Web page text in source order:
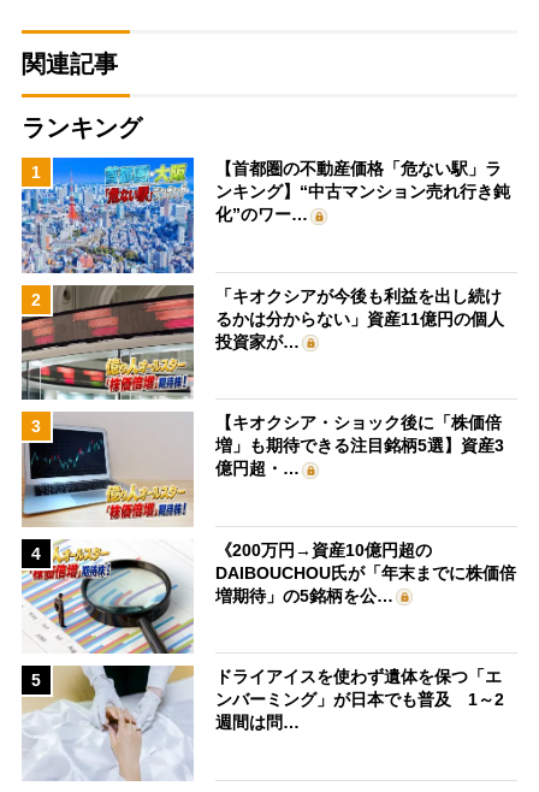
関連記事
ランキング
1
【首都圏の不動産価格「危ない駅」ラ
ンキング】“中古マンション売れ行き鈍
化”のワー…
2
「キオクシアが今後も利益を出し続け
るかは分からない」資産11億円の個人
投資家が…
3
【キオクシア・ショック後に「株価倍
増」も期待できる注目銘柄5選】資産3
億円超・…
4
《200万円→資産10億円超の
DAIBOUCHOU氏が「年末までに株価倍
増期待」の5銘柄を公…
5
ドライアイスを使わず遺体を保つ「エ
ンバーミング」が日本でも普及 1～2
週間は問…